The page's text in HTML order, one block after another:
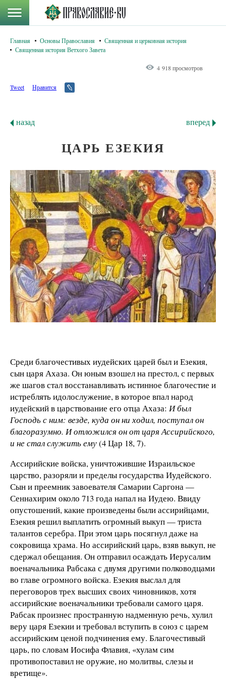
Главная Основы Православия
Священная и церковная история
Священная история Ветхого Завета
4 918 просмотров
Tweet Нравится
назад вперед
ЦАРЬ ЕЗЕКИЯ
Среди благочестивых иудейских царей был и Езекия,
сын царя Ахаза. Он юным взошел на престол, с первых
же шагов стал восстанавливать истинное благочестие и
истреблять идолослужение, в которое впал народ
иудейский в царствование его отца Ахаза: И был
Господь с ним: везде, куда он ни ходил, поступал он
благоразумно. И отложился он от царя Ассирийского,
и не стал служить ему(4 Цар 18, 7).
Ассирийские войска, уничтожившие Израильское
царство, разоряли и пределы государства Иудейского.
Сын и преемник завоевателя Самарии Саргона —
Сеннахирим около 713 года напал на Иудею. Ввиду
опустошений, какие произведены были ассирийцами,
Езекия решил выплатить огромный выкуп — триста
талантов серебра. При этом царь посягнул даже на
сокровища храма. Но ассирийский царь, взяв выкуп, не
сдержал обещания. Он отправил осаждать Иерусалим
военачальника Рабсака с двумя другими полководцами
во главе огромного войска. Езекия выслал для
переговоров трех высших своих чиновников, хотя
ассирийские военачальники требовали самого царя.
Рабсак произнес пространную надменную речь, хулил
веру царя Езекии и требовал вступить в союз с царем
ассирийским ценой подчинения ему. Благочестивый
царь, по словам Иосифа Флавия, «хулам сим
противопоставил не оружие, но молитвы, слезы и
вретище».